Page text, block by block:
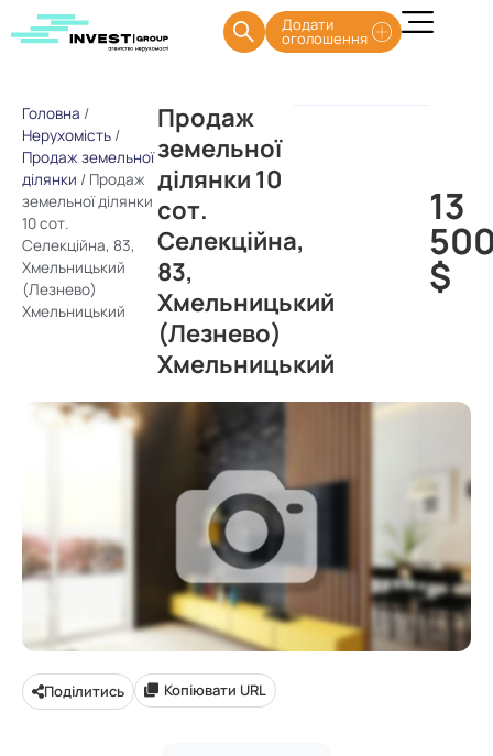
Додати
оголошення
Головна /
Нерухомість /
Продаж земельної
ділянки / Продаж
земельної ділянки
10 сот.
Селекційна, 83,
Хмельницький
(Лезнево)
Хмельницький
Продаж
земельної
ділянки 10
сот.
Селекційна,
83,
Хмельницький
(Лезнево)
Хмельницький
13
$
Поділитись Копіювати URL